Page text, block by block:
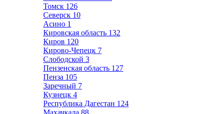
Томск 126
Северск 10
Асино 1
Кировская область 132
Киров 120
Кирово-Чепецк 7
Слободской 3
Пензенская область 127
Пенза 105
Заречный 7
Кузнецк 4
Республика Дагестан 124
Махачкала 88